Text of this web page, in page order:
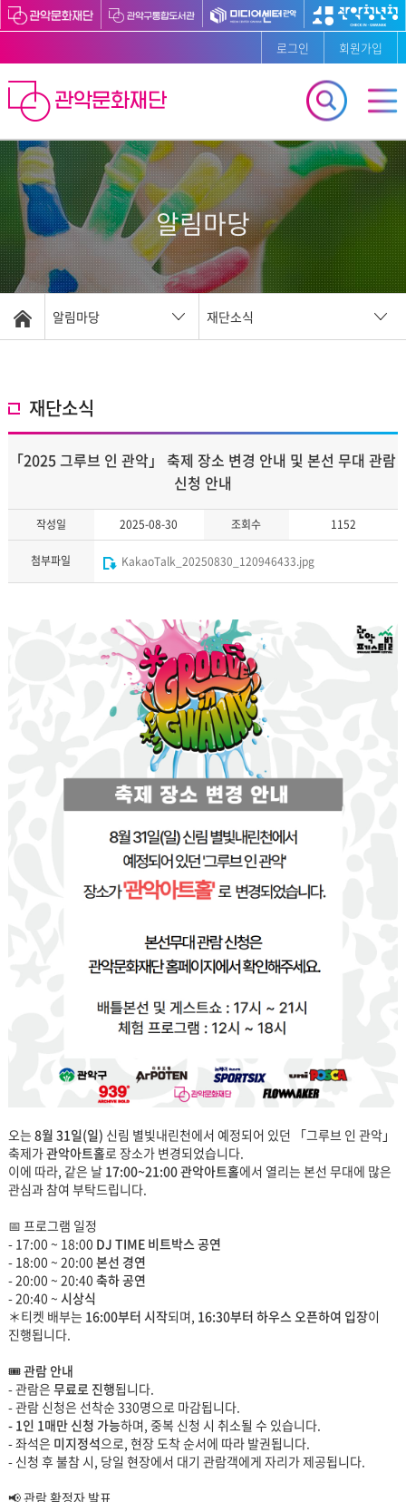
로그인 회원가입
알림마당
알림마당 재단소식
재단소식
「2025 그루브 인 관악」 축제 장소 변경 안내 및 본선 무대 관람
신청 안내
작성일 2025-08-30 조회수 1152
첨부파일 KakaoTalk_20250830_120946433.jpg
오는 8월 31일(일) 신림 별빛내린천에서 예정되어 있던 「그루브 인 관악」
축제가관악아트홀로 장소가 변경되었습니다.
이에 따라, 같은 날 17:00~21:00 관악아트홀에서 열리는 본선 무대에 많은
관심과 참여 부탁드립니다.
📅 프로그램 일정
- 17:00 ~ 18:00 DJ TIME 비트박스 공연
- 18:00 ~ 20:00 본선 경연
- 20:00 ~ 20:40 축하 공연
- 20:40 ~ 시상식
＊티켓 배부는 16:00부터 시작되며, 16:30부터 하우스 오픈하여 입장이
진행됩니다.
🎟️관람 안내
- 관람은 무료로 진행됩니다.
- 관람 신청은 선착순 330명으로 마감됩니다.
- 1인 1매만 신청 가능하며, 중복 신청 시 취소될 수 있습니다.
- 좌석은 미지정석으로, 현장 도착 순서에 따라 발권됩니다.
- 신청 후 불참 시, 당일 현장에서 대기 관람객에게 자리가 제공됩니다.
📢 관람 확정자 발표